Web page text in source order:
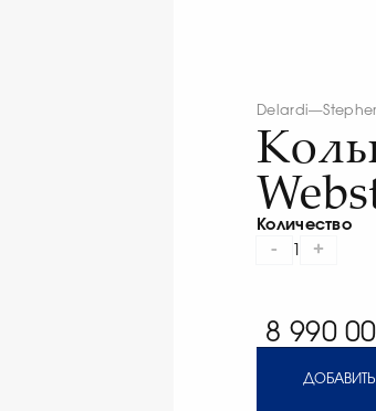
Delardi—
Количество
- +
8 990
ДОБАВИТЬ